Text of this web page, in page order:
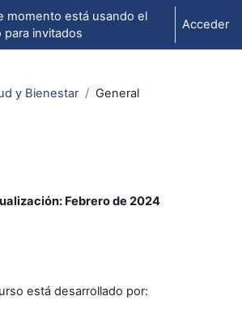
momento está usando el
para invitados
Acceder
y Bienestar General
Febrero de 2024
está desarrollado por: